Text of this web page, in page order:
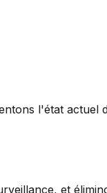
l'état actuel
et